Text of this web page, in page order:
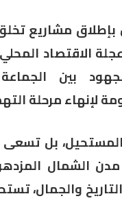
بإطلاق مشاريع
الاقتصاد
بين
لإنهاء مرحلة
بل
الشمال
والجمال،